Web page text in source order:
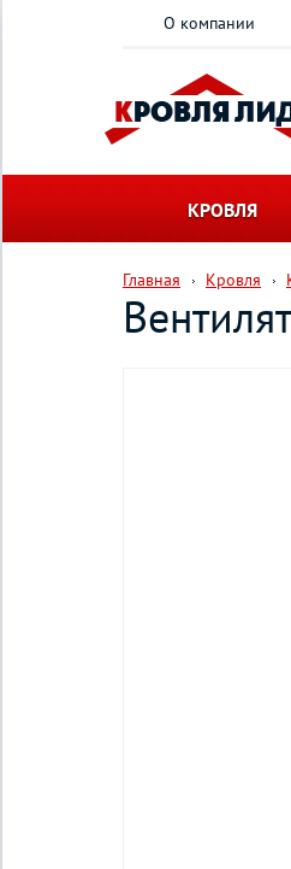
О компании
КРОВЛЯ
Главная Кровля